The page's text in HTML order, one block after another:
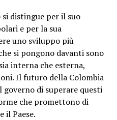
distingue per il suo
e per la sua
uno sviluppo più
si pongono davanti sono
interna che esterna,
Il futuro della Colombia
governo di superare questi
che promettono di
il Paese.